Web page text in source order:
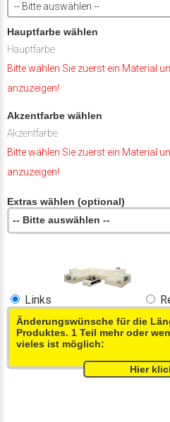
-- Bitte auswählen --
Hauptfarbe wählen
Hauptfarbe
Bitte wählen Sie zuerst ein Material
anzuzeigen!
Akzentfarbe wählen
Akzentfarbe
Bitte wählen Sie zuerst ein Material
anzuzeigen!
Extras wählen (optional)
-- Bitte auswählen --
Links
Änderungswünsche für die
Produktes. 1 Teil mehr oder
vieles ist möglich: